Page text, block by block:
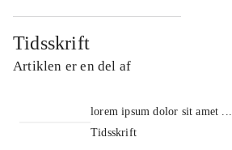
Tidsskrift
Artiklen er en del af
lorem ipsum dolor sit amet ...
Tidsskrift